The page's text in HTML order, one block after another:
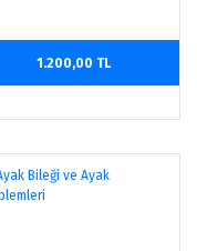
1.200,00 TL